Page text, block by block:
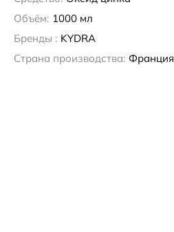
Объём: 1000 мл
Бренды : KYDRA
Страна производства: Франция